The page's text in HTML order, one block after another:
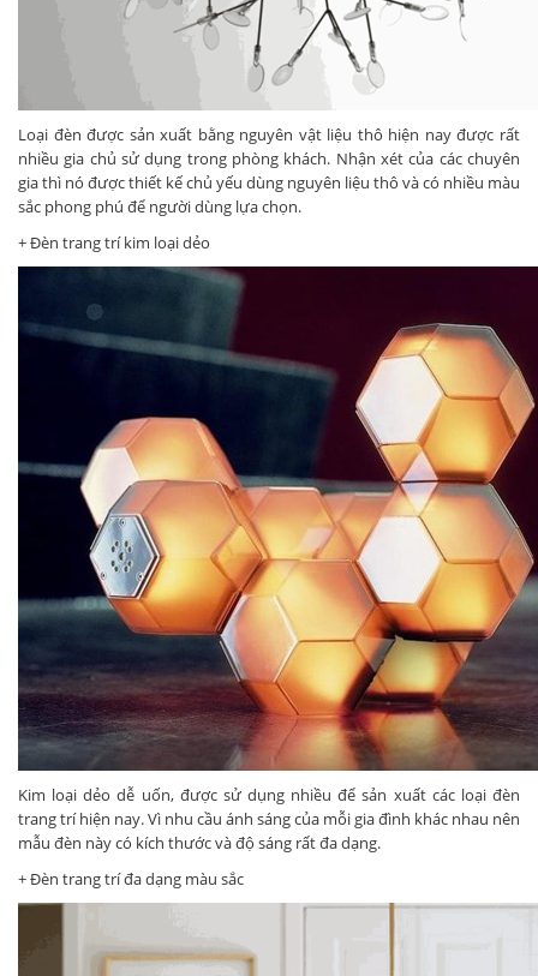
Loại đèn được sản xuất bằng nguyên vật liệu thô hiện nay được rất
nhiều gia chủ sử dụng trong phòng khách. Nhận xét của các chuyên
gia thì nó được thiết kế chủ yếu dùng nguyên liệu thô và có nhiều màu
sắc phong phú để người dùng lựa chọn.
+ Đèn trang trí kim loại dẻo
Kim loại dẻo dễ uốn, được sử dụng nhiều để sản xuất các loại đèn
trang trí hiện nay. Vì nhu cầu ánh sáng của mỗi gia đình khác nhau nên
mẫu đèn này có kích thước và độ sáng rất đa dạng.
+ Đèn trang trí đa dạng màu sắc